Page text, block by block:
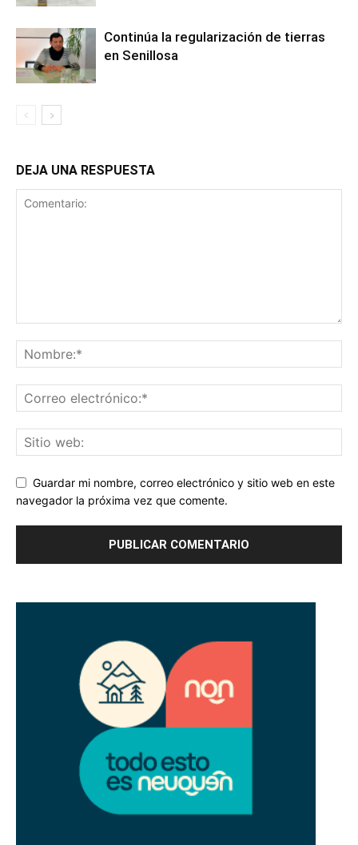
Continúa la regularización de tierras
en Senillosa
DEJA UNA RESPUESTA
Guardar mi nombre, correo electrónico y sitio web en este
navegador la próxima vez que comente.